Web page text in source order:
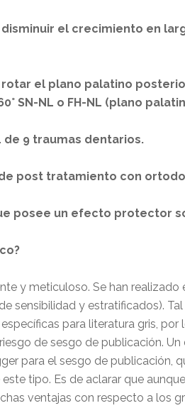
el crecimiento en
el plano palatino
SN-NL o FH-NL (plano
9 traumas dentarios.
post tratamiento con
posee un efecto protector
y meticuloso. Se han
sensibilidad y estratificados).
para literatura gris, por
de sesgo de publicación.
para el sesgo de publicación,
tipo. Es de aclarar que
ventajas con respecto a los